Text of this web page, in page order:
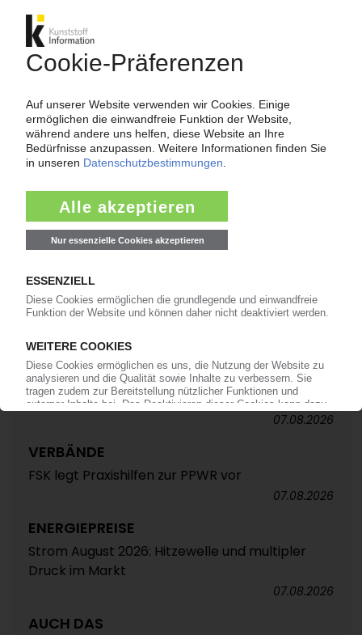
KI – Kunststoff Information dokumentiert und
analysiert die für die Polymermärkte
entscheidenden Entwicklungen rund um die
Themenseite „Nahost-Konflikt“.
Zur Themenseite...
Nachrichten
LANXESS
Preiserhöhung für Adipinsäure / Folge des
ALTAUTO-RECYCLING
TecPart: Verband ruft zur Teilnahme an EU-
Konsultation zum Rezyklatanteil auf /
Öffentliche Webkonferenz soll Industrieposition
abstimmen
07.08.2026
VERBÄNDE
FSK legt Praxishilfen zur PPWR vor
07.08.2026
ENERGIEPREISE
Strom August 2026: Hitzewelle und multipler
Druck im Markt
07.08.2026
AUCH DAS